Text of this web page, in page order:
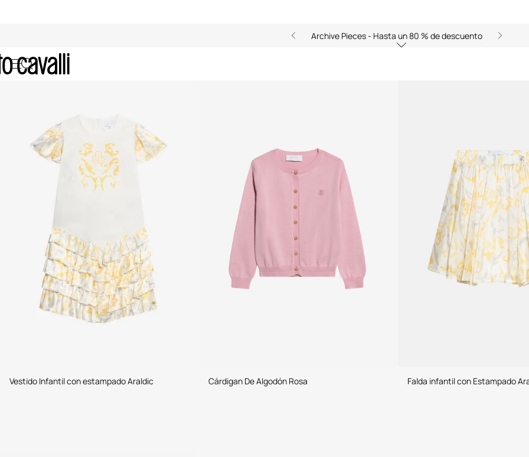
Archive Pieces - Hasta un 80 % de descuento
Ropa para Niña (4-16A)
Vestido Infantil con estampado Araldic Cárdigan De Algodón Rosa Falda infantil con Estampado